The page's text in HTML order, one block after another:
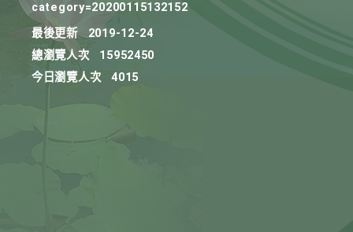
category=20200115132152
最後更新
2019-12-24
總瀏覽人次
15952450
今日瀏覽人次
4015